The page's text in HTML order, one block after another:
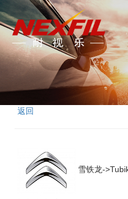
返回
雪铁龙-